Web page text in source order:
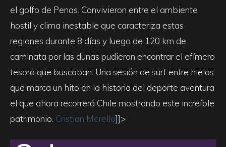
el golfo de Penas. Convivieron entre el ambiente
hostil y clima inestable que caracteriza estas
regiones durante 8 días y luego de 120 km de
caminata por las dunas pudieron encontrar el efímero
tesoro que buscaban. Una sesión de surf entre hielos
que marca un hito en la historia del deporte aventura
el que ahora recorrerá Chile mostrando este increíble
patrimonio. Cristian Merello]]>